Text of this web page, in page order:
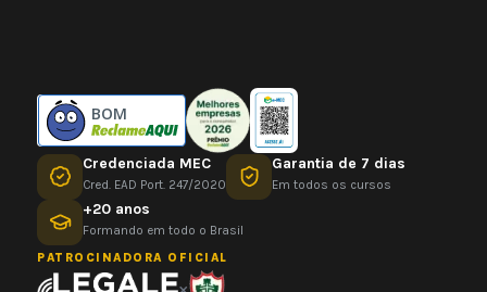
BOM
Credenciada MEC
Cred. EAD Port. 247/2020
Garantia de 7 dias
Em todos os cursos
+20 anos
Formando em todo o Brasil
PATROCINADORA OFICIAL